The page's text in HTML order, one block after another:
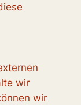
wir
wir